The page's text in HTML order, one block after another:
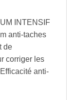
INTENSIF
anti-taches
de
corriger les
anti-